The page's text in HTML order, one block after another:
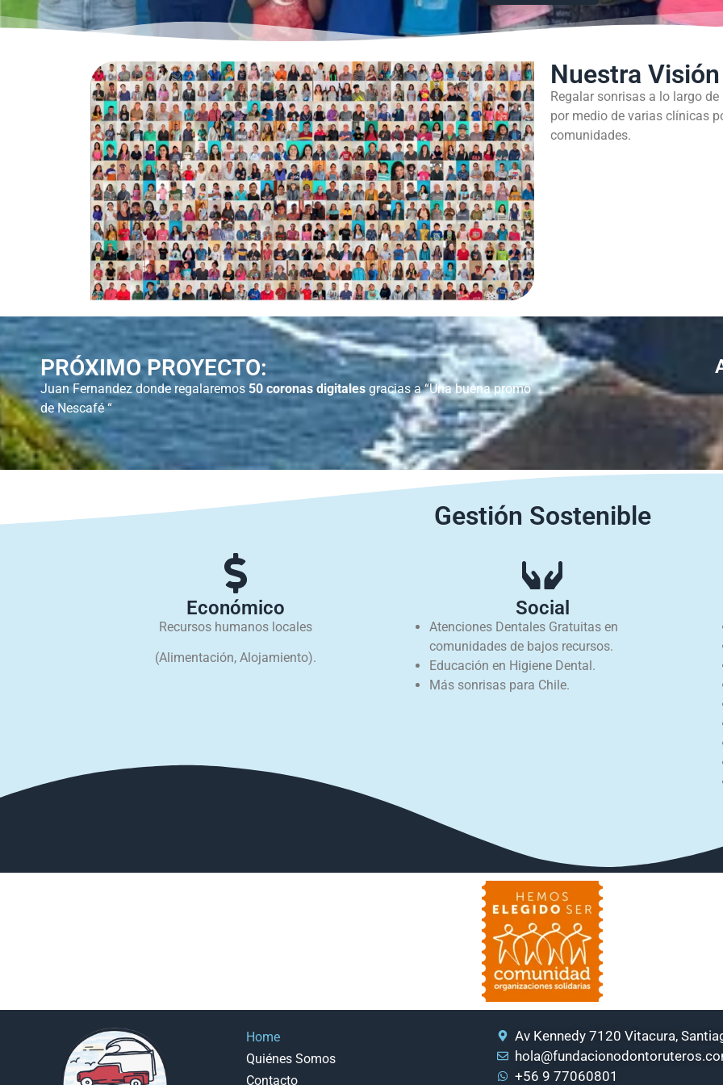
Nuestra Visión
Regalar sonrisas a lo largo
por medio de varias clínicas
comunidades.
PRÓXIMO PROYECTO:
Juan Fernandez donde regalaremos 50 coronas digitales gracias a “Una buena promo
de Nescafé “
Gestión Sostenible
Económico
Recursos humanos locales
(Alimentación, Alojamiento).
Social
Atenciones Dentales Gratuitas en
comunidades de bajos recursos.
Educación en Higiene Dental.
Más sonrisas para Chile.
Home
Quiénes Somos
Contacto
Av Kennedy 7120 Vitacura,
+56 9 77060801